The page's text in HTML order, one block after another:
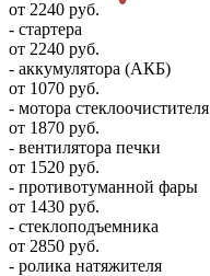
от 2240 руб.
- стартера
от 2240 руб.
- аккумулятора (АКБ)
от 1070 руб.
- мотора стеклоочистителя
от 1870 руб.
- вентилятора печки
от 1520 руб.
- противотуманной фары
от 1430 руб.
- стеклоподъемника
от 2850 руб.
- ролика натяжителя